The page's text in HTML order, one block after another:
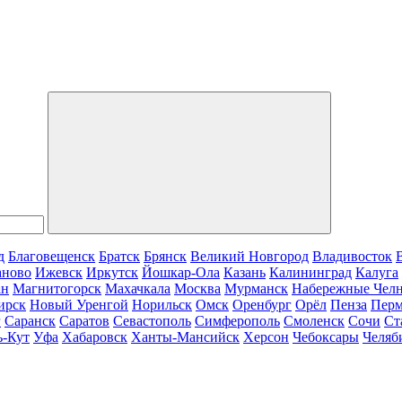
Благовещенск Братск Брянск Великий Новгород Владивосток
Ижевск Иркутск Йошкар-Ола Казань Калининград Калуга
Магнитогорск Махачкала Москва Мурманск Набережные
Новый Уренгой Норильск Омск Оренбург Орёл Пенза
Саранск Саратов Севастополь Симферополь Смоленск Сочи
Кут Уфа Хабаровск Ханты-Мансийск Херсон Чебоксары